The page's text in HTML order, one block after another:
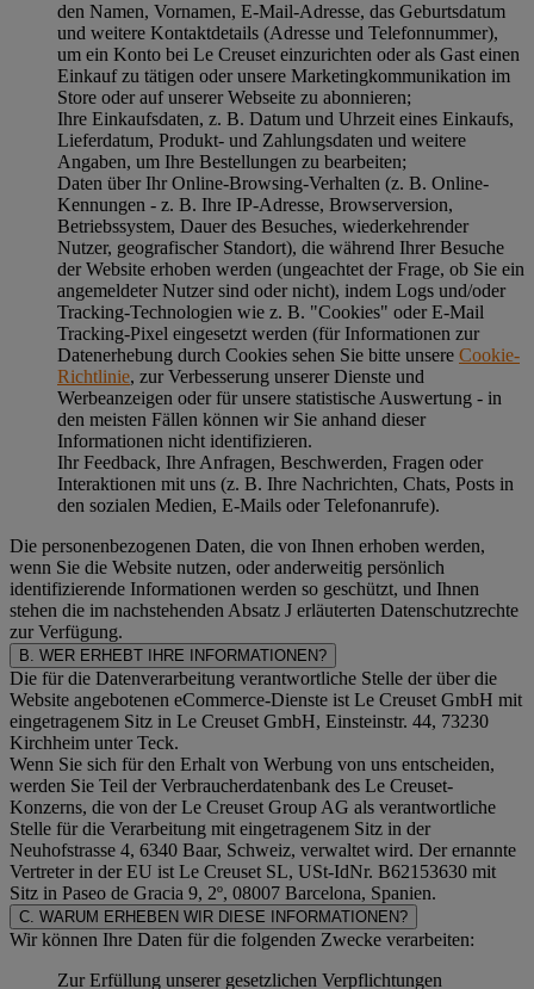
den Namen, Vornamen, E-Mail-Adresse, das Geburtsdatum
und weitere Kontaktdetails (Adresse und Telefonnummer),
um ein Konto bei Le Creuset einzurichten oder als Gast einen
Einkauf zu tätigen oder unsere Marketingkommunikation im
Store oder auf unserer Webseite zu abonnieren;
Ihre Einkaufsdaten, z. B. Datum und Uhrzeit eines Einkaufs,
Lieferdatum, Produkt- und Zahlungsdaten und weitere
Angaben, um Ihre Bestellungen zu bearbeiten;
Daten über Ihr Online-Browsing-Verhalten (z. B. Online-
Kennungen - z. B. Ihre IP-Adresse, Browserversion,
Betriebssystem, Dauer des Besuches, wiederkehrender
Nutzer, geografischer Standort), die während Ihrer Besuche
der Website erhoben werden (ungeachtet der Frage, ob Sie ein
angemeldeter Nutzer sind oder nicht), indem Logs und/oder
Tracking-Technologien wie z. B. "Cookies" oder E-Mail
Tracking-Pixel eingesetzt werden (für Informationen zur
Datenerhebung durch Cookies sehen Sie bitte unsere Cookie-
Richtlinie, zur Verbesserung unserer Dienste und
Werbeanzeigen oder für unsere statistische Auswertung - in
den meisten Fällen können wir Sie anhand dieser
Informationen nicht identifizieren.
Ihr Feedback, Ihre Anfragen, Beschwerden, Fragen oder
Interaktionen mit uns (z. B. Ihre Nachrichten, Chats, Posts in
den sozialen Medien, E-Mails oder Telefonanrufe).
Die personenbezogenen Daten, die von Ihnen erhoben werden,
wenn Sie die Website nutzen, oder anderweitig persönlich
identifizierende Informationen werden so geschützt, und Ihnen
stehen die im nachstehenden Absatz J erläuterten Datenschutzrechte
zur Verfügung.
B. WER ERHEBT IHRE INFORMATIONEN?
Die für die Datenverarbeitung verantwortliche Stelle der über die
Website angebotenen eCommerce-Dienste ist Le Creuset GmbH mit
eingetragenem Sitz in Le Creuset GmbH, Einsteinstr. 44, 73230
Kirchheim unter Teck.
Wenn Sie sich für den Erhalt von Werbung von uns entscheiden,
werden Sie Teil der Verbraucherdatenbank des Le Creuset-
Konzerns, die von der Le Creuset Group AG als verantwortliche
Stelle für die Verarbeitung mit eingetragenem Sitz in der
Neuhofstrasse 4, 6340 Baar, Schweiz, verwaltet wird. Der ernannte
Vertreter in der EU ist Le Creuset SL, USt-IdNr. B62153630 mit
Sitz in Paseo de Gracia 9, 2º, 08007 Barcelona, Spanien.
C. WARUM ERHEBEN WIR DIESE INFORMATIONEN?
Wir können Ihre Daten für die folgenden Zwecke verarbeiten:
Zur Erfüllung unserer gesetzlichen Verpflichtungen